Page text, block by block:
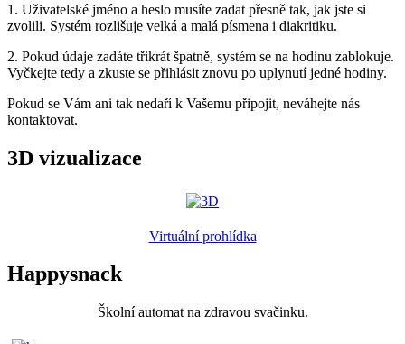
1. Uživatelské jméno a heslo musíte zadat přesně tak, jak jste si
zvolili. Systém rozlišuje velká a malá písmena i diakritiku.
2. Pokud údaje zadáte třikrát špatně, systém se na hodinu zablokuje.
Vyčkejte tedy a zkuste se přihlásit znovu po uplynutí jedné hodiny.
Pokud se Vám ani tak nedaří k Vašemu připojit, neváhejte nás
kontaktovat.
3D vizualizace
Virtuální prohlídka
Happysnack
Školní automat na zdravou svačinku.